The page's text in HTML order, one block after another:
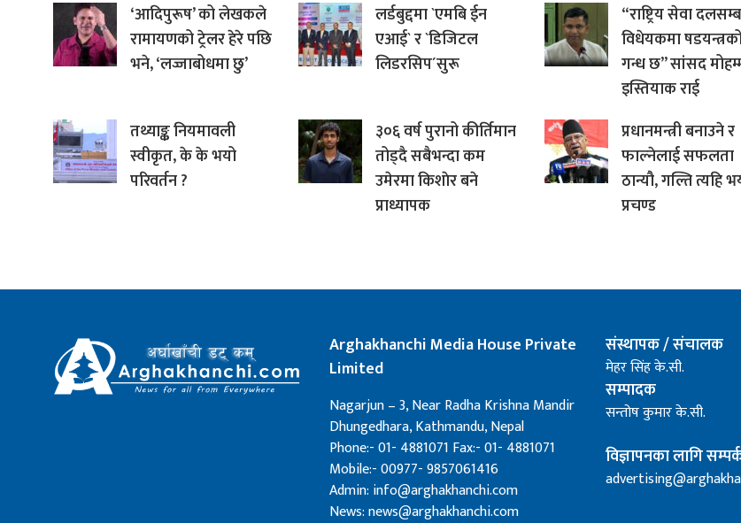
‘आदिपुरूष’ को लेखकले
रामायणको ट्रेलर हेरे पछि
भने, ‘लज्जाबोधमा छु’
लर्डबुद्दमा `एमबि ईन
एआई` र `डिजिटल
लिडरसिप´सुरू
“राष्ट्रिय सेवा
विधेयकमा
गन्ध छ” सांसद
इस्तियाक राई
तथ्याङ्क नियमावली
स्वीकृत, के के भयो
परिवर्तन ?
३०६ वर्ष पुरानो कीर्तिमान
तोड्दै सबैभन्दा कम
उमेरमा किशाेर बने
प्राध्यापक
प्रधानमन्त्री बनाउने र
फाल्नेलाई सफलता
ठान्यौ, गल्ति त्यहि
प्रचण्ड
Arghakhanchi Media House Private
Limited
Nagarjun – 3, Near Radha Krishna Mandir
Dhungedhara, Kathmandu, Nepal
Phone:- 01- 4881071 Fax:- 01- 4881071
Mobile:- 00977- 9857061416
Admin: info@arghakhanchi.com
News: news@arghakhanchi.com
संस्थापक / संचालक
मेहर सिंह के.सी.
सम्पादक
सन्तोष कुमार के.सी.
विज्ञापनका लागि